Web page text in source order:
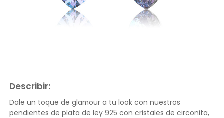
Describir:
Dale un toque de glamour a tu look con nuestros
pendientes de plata de ley 925 con cristales de circonita,